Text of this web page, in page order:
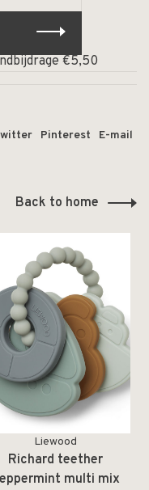
€5,50
Pinterest E-mail
Back to home
Liewood
Richard teether
multi mix